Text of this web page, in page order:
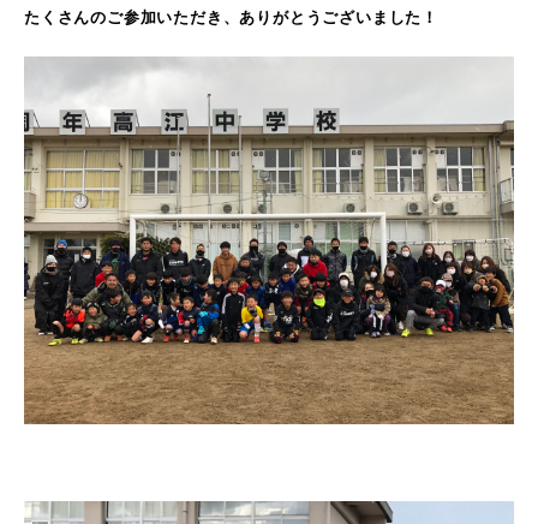
たくさんのご参加いただき、ありがとうございました！